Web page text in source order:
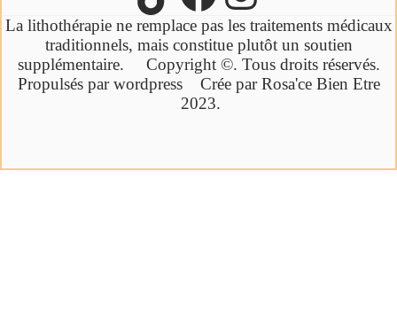
La lithothérapie ne remplace pas les traitements médicaux
traditionnels, mais constitue plutôt un soutien
supplémentaire. Copyright ©. Tous droits réservés.
Propulsés par wordpress Crée par Rosa'ce Bien Etre
2023.